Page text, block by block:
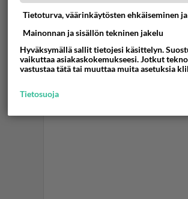
Tietoturva, väärinkäytösten ehkäiseminen
Mainonnan ja sisällön tekninen jakelu
Hyväksymällä sallit tietojesi käsittelyn.
vaikuttaa asiakaskokemukseesi. Jotkut
vastustaa tätä tai muuttaa muita asetuksia
Tietosuoja